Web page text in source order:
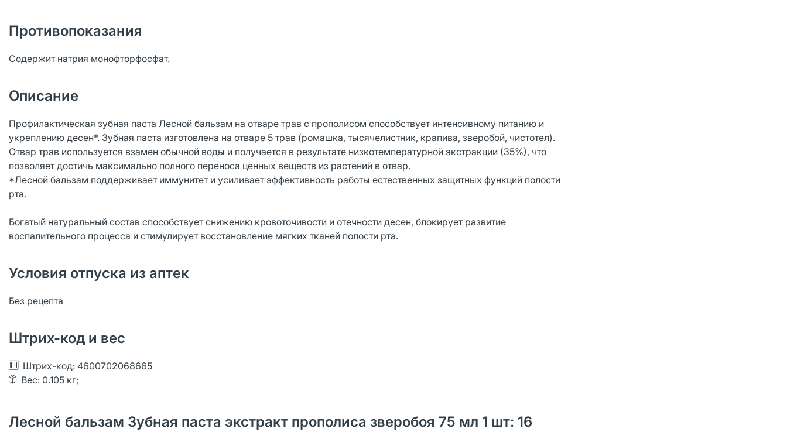
Противопоказания
Содержит натрия монофторфосфат.
Описание
Профилактическая зубная паста Лесной бальзам на отваре трав с прополисом способствует интенсивному питанию и
укреплению десен*. Зубная паста изготовлена на отваре 5 трав (ромашка, тысячелистник, крапива, зверобой, чистотел).
Отвар трав используется взамен обычной воды и получается в результате низкотемпературной экстракции (35%), что
позволяет достичь максимально полного переноса ценных веществ из растений в отвар.
*Лесной бальзам поддерживает иммунитет и усиливает эффективность работы естественных защитных функций полости
рта.
Богатый натуральный состав способствует снижению кровоточивости и отечности десен, блокирует развитие
воспалительного процесса и стимулирует восстановление мягких тканей полости рта.
Условия отпуска из аптек
Без рецепта
Штрих-код и вес
Штрих-код: 4600702068665
Вес: 0.105 кг;
Лесной бальзам Зубная паста экстракт прополиса зверобоя 75 мл 1 шт: 16